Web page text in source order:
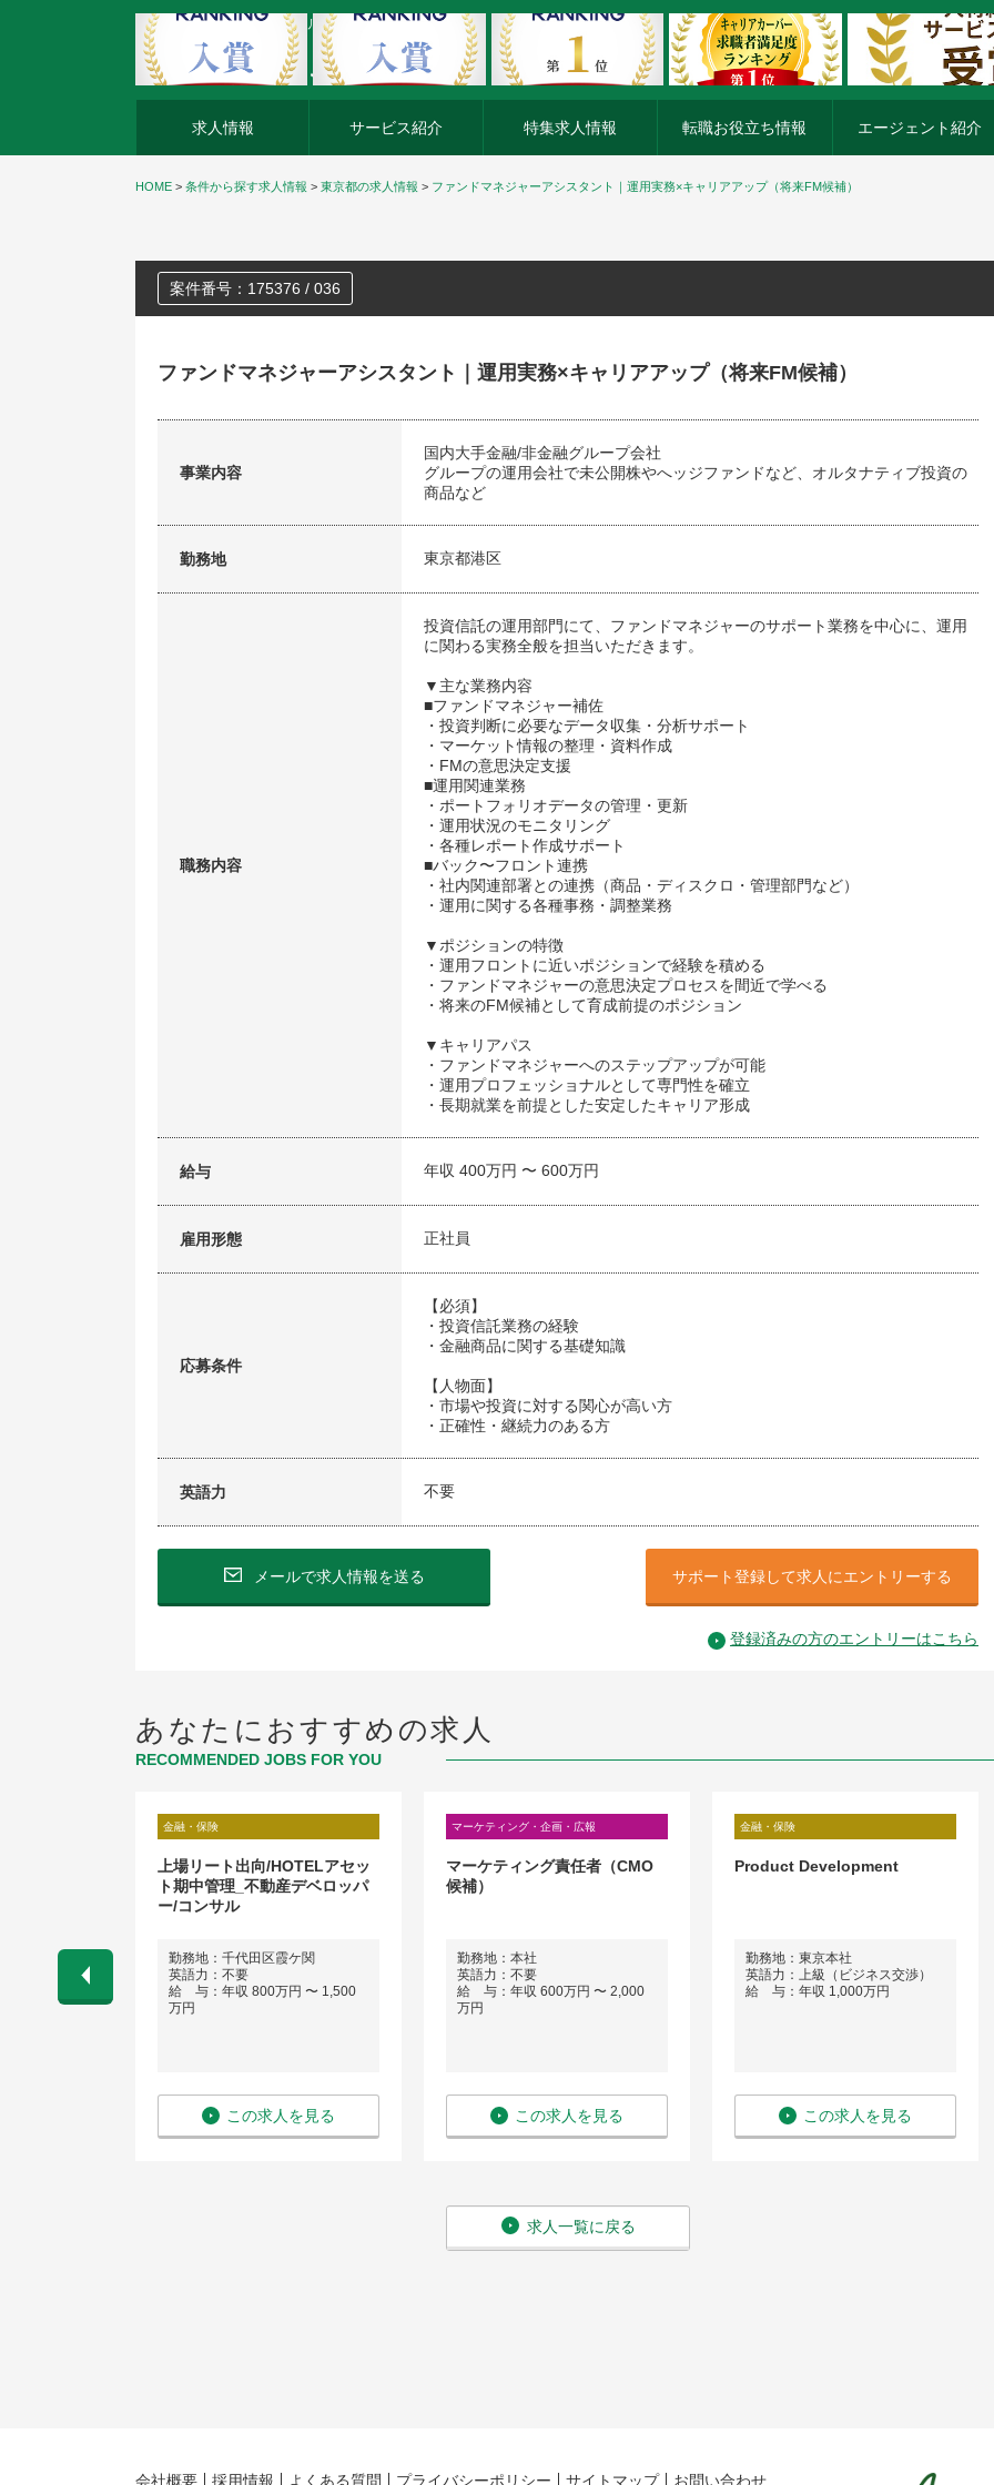
外資系企業の転職・キャリア転職ならアージスジャパン
求人情報 サービス紹介 特集求人情報 転職お役立ち情報 エージェント紹介
HOME > 条件から探す求人情報 > 東京都の求人情報 > ファンドマネジャーアシスタント｜運用実務×キャリアアップ（将来FM候補）
案件番号：175376 / 036
ファンドマネジャーアシスタント｜運用実務×キャリアアップ（将来FM候補）
事業内容
国内大手金融/非金融グループ会社
グループの運用会社で未公開株やへッジファンドなど、オルタナティブ投資の
商品など
勤務地 東京都港区
職務内容
投資信託の運用部門にて、ファンドマネジャーのサポート業務を中心に、運用
に関わる実務全般を担当いただきます。
▼主な業務内容
■ファンドマネジャー補佐
・投資判断に必要なデータ収集・分析サポート
・マーケット情報の整理・資料作成
・FMの意思決定支援
■運用関連業務
・ポートフォリオデータの管理・更新
・運用状況のモニタリング
・各種レポート作成サポート
■バック〜フロント連携
・社内関連部署との連携（商品・ディスクロ・管理部門など）
・運用に関する各種事務・調整業務
▼ポジションの特徴
・運用フロントに近いポジションで経験を積める
・ファンドマネジャーの意思決定プロセスを間近で学べる
・将来のFM候補として育成前提のポジション
▼キャリアパス
・ファンドマネジャーへのステップアップが可能
・運用プロフェッショナルとして専門性を確立
・長期就業を前提とした安定したキャリア形成
給与 年収 400万円 〜 600万円
雇用形態 正社員
応募条件
【必須】
・投資信託業務の経験
・金融商品に関する基礎知識
【人物面】
・市場や投資に対する関心が高い方
・正確性・継続力のある方
英語力 不要
メールで求人情報を送る サポート登録して求人にエントリーする
登録済みの方のエントリーはこちら
あなたにおすすめの求人
RECOMMENDED JOBS FOR YOU
金融・保険
上場リート出向/HOTELアセッ
ト期中管理_不動産デベロッパ
ー/コンサル
勤務地：千代田区霞ケ関
英語力：不要
給 与：年収 800万円 〜 1,500
万円
この求人を見る
マーケティング・企画・広報
マーケティング責任者（CMO
候補）
勤務地：本社
英語力：不要
給 与：年収 600万円 〜 2,000
万円
この求人を見る
金融・保険
Product Development
勤務地：東京本社
英語力：上級（ビジネス交渉）
給 与：年収 1,000万円
この求人を見る
求人一覧に戻る
会社概要 採用情報 よくある質問 プライバシーポリシー サイトマップ お問い合わせ